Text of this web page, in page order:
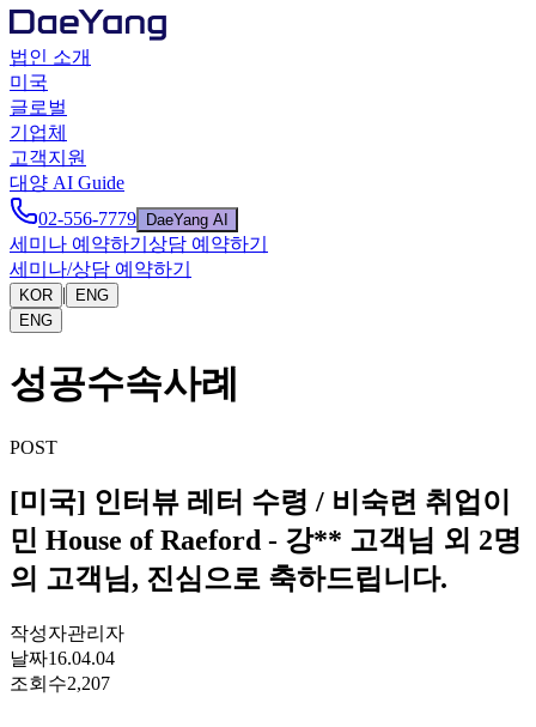
법인 소개
미국
글로벌
기업체
고객지원
대양 AI Guide
02-556-7779
DaeYang AI
세미나 예약하기 상담 예약하기
세미나/상담 예약하기
KOR |
ENG
ENG
성공수속사례
POST
[미국] 인터뷰 레터 수령 / 비숙련 취업이
민 House of Raeford - 강** 고객님 외 2명
의 고객님, 진심으로 축하드립니다.
작성자관리자
날짜16.04.04
조회수2,207